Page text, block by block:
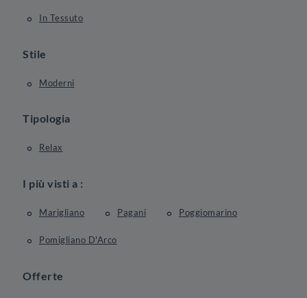
In Tessuto
Stile
Moderni
Tipologia
Relax
I più visti a :
Marigliano Pagani Poggiomarino
Pomigliano D'Arco
Offerte